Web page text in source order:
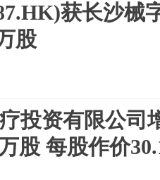
获长沙械
股
投资有限公司
股 每股作价